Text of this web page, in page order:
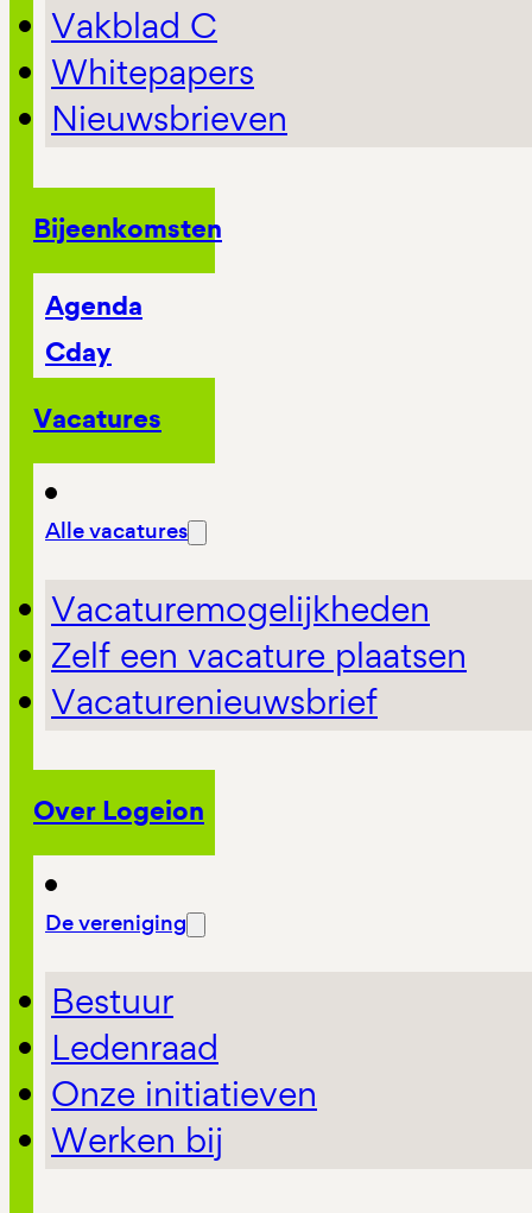
Vakblad C
Whitepapers
Nieuwsbrieven
Bijeenkomsten
Agenda
Cday
Vacatures
Alle vacatures
Vacaturemogelijkheden
Zelf een vacature plaatsen
Vacaturenieuwsbrief
Over Logeion
De vereniging
Bestuur
Ledenraad
Onze initiatieven
Werken bij